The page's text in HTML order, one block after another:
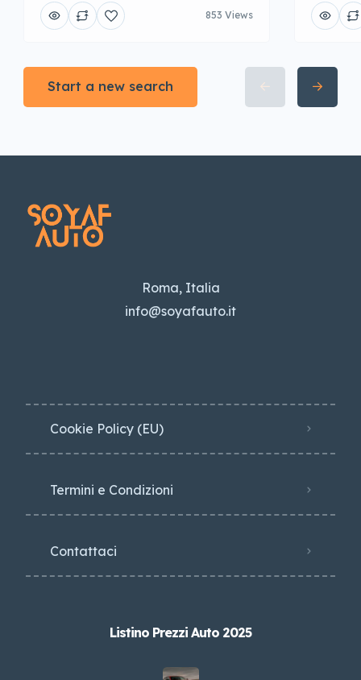
853 Views
Start a new search
Roma, Italia
info@soyafauto.it
Cookie Policy (EU)
Termini e Condizioni
Contattaci
Listino Prezzi Auto 2025